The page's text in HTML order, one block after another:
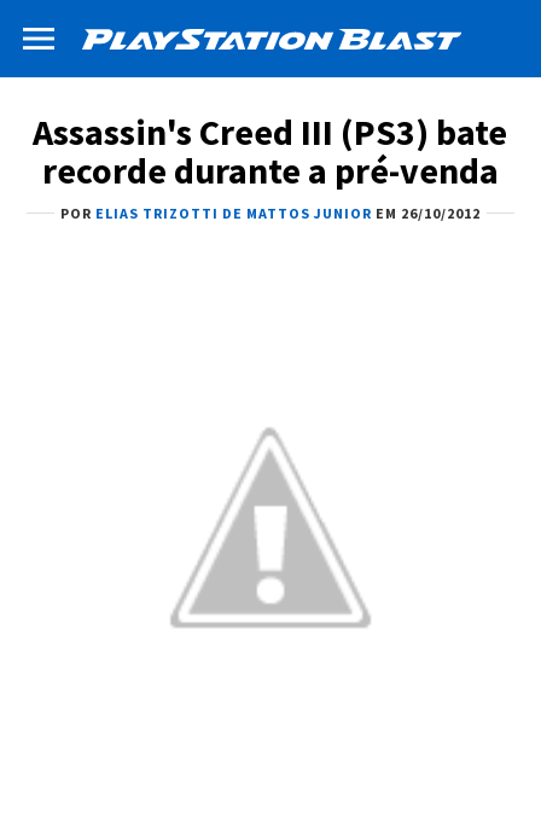
Assassin's Creed III (PS3) bate
recorde durante a pré-venda
POR ELIAS TRIZOTTI DE MATTOS JUNIOR EM 26/10/2012